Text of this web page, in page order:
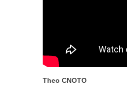
Theo CNOTO